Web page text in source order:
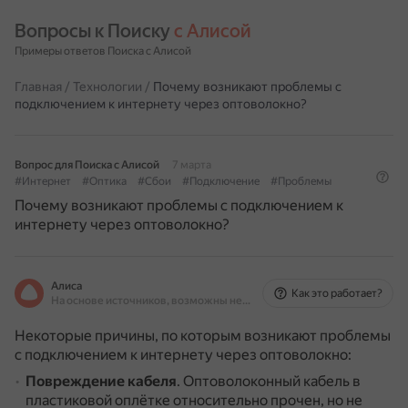
Вопросы к Поиску с Алисой
Примеры ответов Поиска с Алисой
Главная / Технологии / Почему возникают проблемы с
подключением к интернету через оптоволокно?
Вопрос для Поиска с Алисой
7 марта
#Интернет
#Оптика #Сбои #Подключение #Проблемы
Почему возникают проблемы с подключением к
интернету через оптоволокно?
Алиса
На основе источников, возможны неточности
Как это работает?
Некоторые причины, по которым возникают проблемы
с подключением к интернету через оптоволокно:
Повреждение кабеля. Оптоволоконный кабель в
пластиковой оплётке относительно прочен, но не